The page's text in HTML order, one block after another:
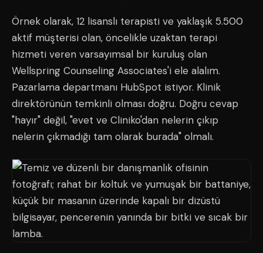
Örnek olarak, 12 lisanslı terapisti ve yaklaşık 5.500
aktif müşterisi olan, öncelikle uzaktan terapi
hizmeti veren varsayımsal bir kuruluş olan
Wellspring Counseling Associates'i ele alalım.
Pazarlama departmanı HubSpot istiyor. Klinik
direktörünün temkinli olması doğru. Doğru cevap
"hayır" değil, "evet ve Cliniko'dan nelerin çıkıp
nelerin çıkmadığı tam olarak burada" olmalı.